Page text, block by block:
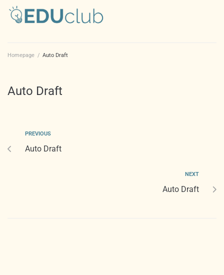
Homepage / Auto Draft
Auto Draft
PREVIOUS
Auto Draft
NEXT
Auto Draft